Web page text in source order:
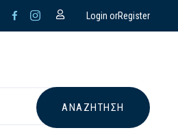
Login orRegister